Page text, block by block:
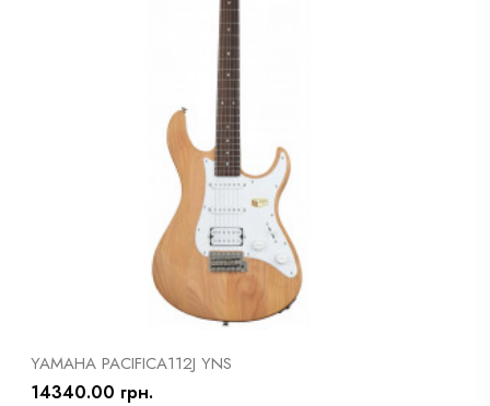
YAMAHA PACIFICA112J YNS
14340.00 грн.